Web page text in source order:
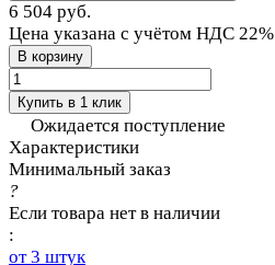
6 504 руб.
Цена указана с учётом НДС 22%
В корзину
Купить в 1 клик
Ожидается поступление
Характеристики
Минимальный заказ
?
Если товара нет в наличии
:
от 3 штук